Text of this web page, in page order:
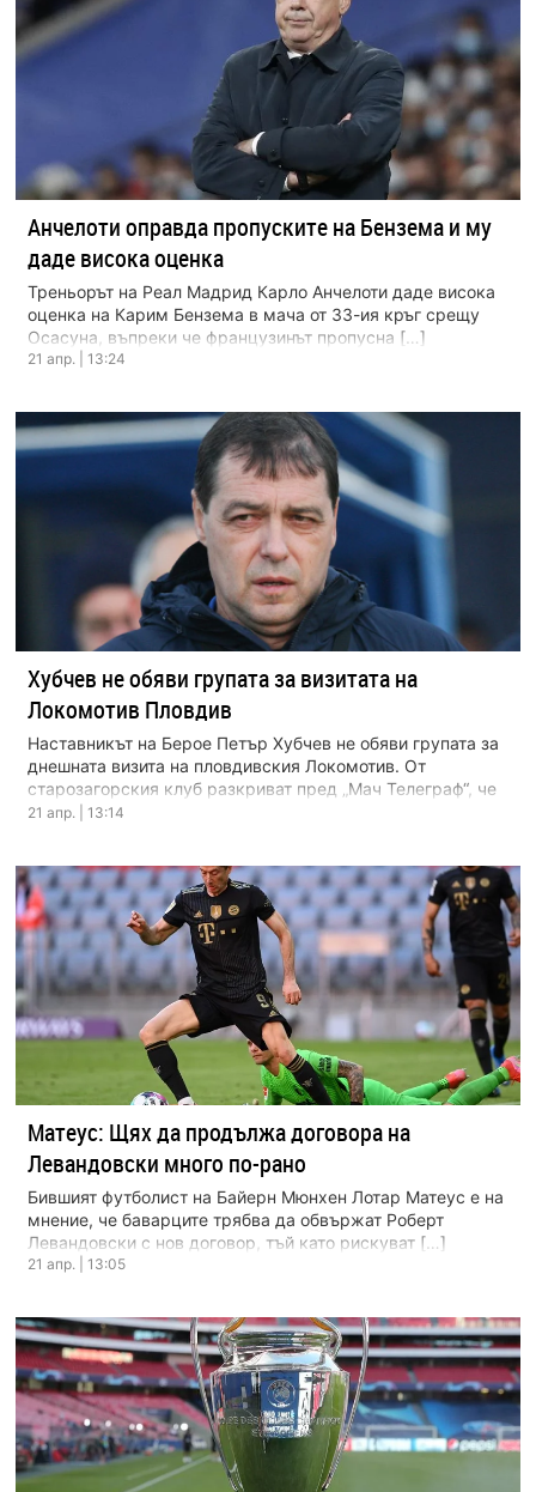
Анчелоти оправда пропуските на Бензема и му
даде висока оценка
Треньорът на Реал Мадрид Карло Анчелоти даде висока
оценка на Карим Бензема в мача от 33-ия кръг срещу
Осасуна, въпреки че французинът пропусна […]
21 апр. | 13:24
Хубчев не обяви групата за визитата на
Локомотив Пловдив
Наставникът на Берое Петър Хубчев не обяви групата за
днешната визита на пловдивския Локомотив. От
старозагорския клуб разкриват пред „Мач Телеграф“, че
в […]
21 апр. | 13:14
Матеус: Щях да продължа договора на
Левандовски много по-рано
Бившият футболист на Байерн Мюнхен Лотар Матеус е на
мнение, че баварците трябва да обвържат Роберт
Левандовски с нов договор, тъй като рискуват […]
21 апр. | 13:05